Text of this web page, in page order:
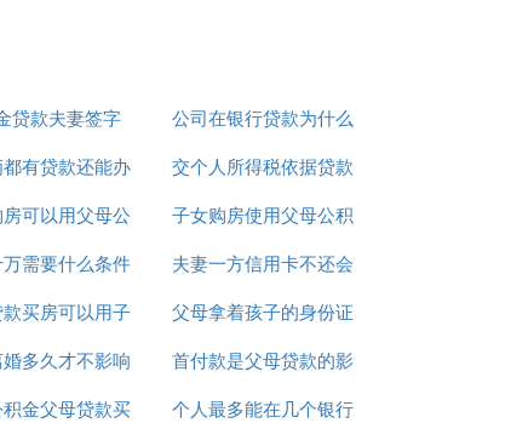
贷款夫妻签字
公司在银行贷款为什么
要夫妻双方签字
有贷款还能办
房贷吗
交个人所得税依据贷款
可以用父母公
金贷款么
子女购房使用父母公积
金贷款
需要什么条件
人向银行
夫妻一方信用卡不还会
影响另一方贷款吗
买房可以用子
积金还款吗
父母拿着孩子的身份证
可以办贷款吗
多久才不影响
公积金贷款
首付款是父母贷款的影
响房贷吗
金父母贷款买 个人最多能在几个银行